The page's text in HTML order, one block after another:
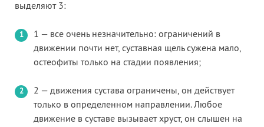
выделяют 3:
1 — все очень незначительно: ограничений в
движении почти нет, суставная щель сужена мало,
остеофиты только на стадии появления;
2 — движения сустава ограничены, он действует
только в определенном направлении. Любое
движение в суставе вызывает хруст, он слышен на